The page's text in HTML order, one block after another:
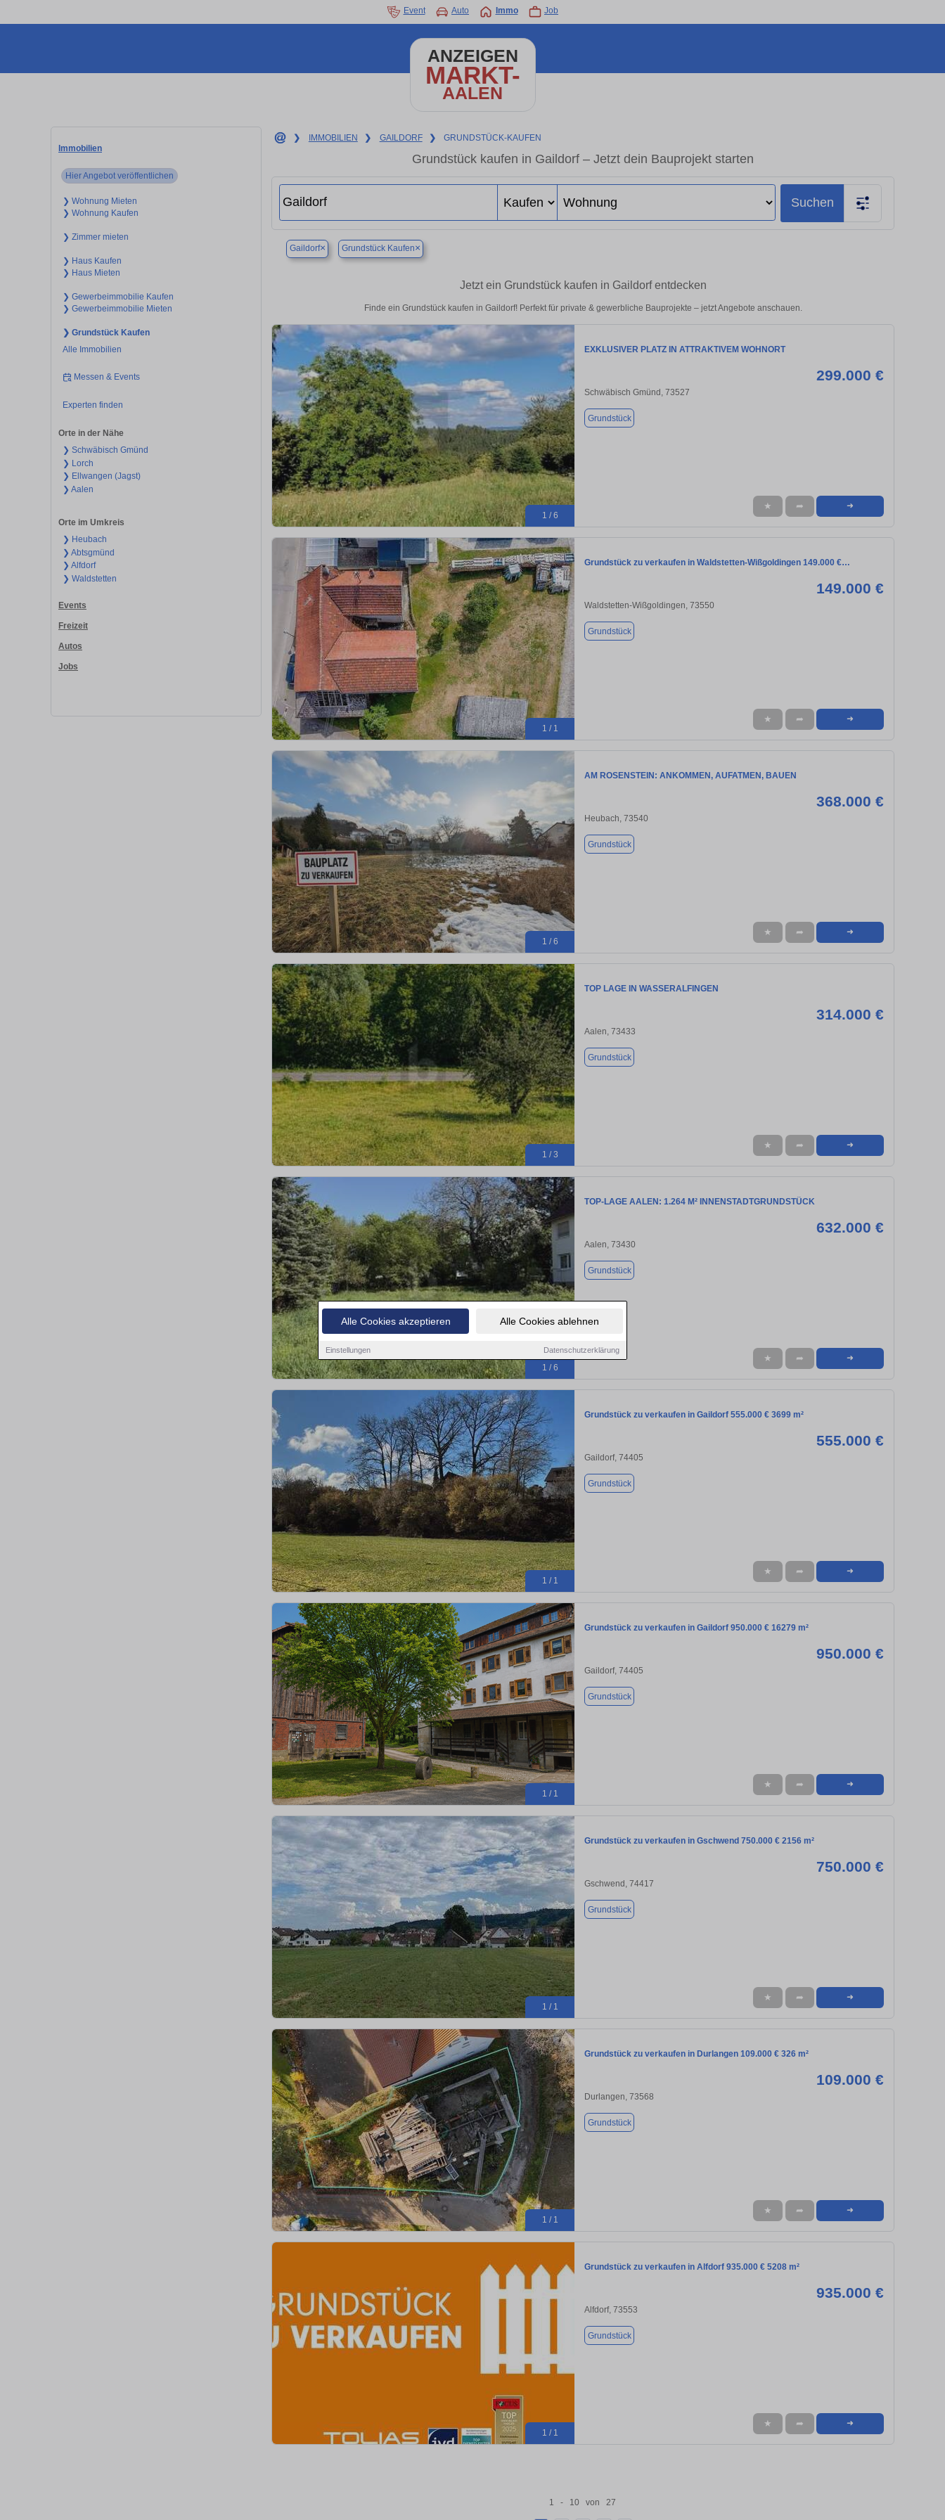
Alle Cookies akzeptieren Alle Cookies ablehnen
Einstellungen Datenschutzerklärung
Event Auto Immo Job
ANZEIGEN
MARKT-
AALEN
Immobilien
Hier Angebot veröffentlichen
❯ Wohnung Mieten
❯ Wohnung Kaufen
❯ Zimmer mieten
❯ Haus Kaufen
❯ Haus Mieten
❯ Gewerbeimmobilie Kaufen
❯ Gewerbeimmobilie Mieten
❯ Grundstück Kaufen
Alle Immobilien
Messen & Events
Experten finden
Orte in der Nähe
❯ Schwäbisch Gmünd
❯ Lorch
❯ Ellwangen (Jagst)
❯ Aalen
Orte im Umkreis
❯ Heubach
❯ Abtsgmünd
❯ Alfdorf
❯ Waldstetten
Events
Freizeit
Autos
Jobs
❯ IMMOBILIEN ❯ GAILDORF ❯ GRUNDSTÜCK-KAUFEN
Grundstück kaufen in Gaildorf – Jetzt dein Bauprojekt starten
Suchen
Gaildorf× Grundstück Kaufen×
Jetzt ein Grundstück kaufen in Gaildorf entdecken
Finde ein Grundstück kaufen in Gaildorf! Perfekt für private & gewerbliche Bauprojekte – jetzt Angebote anschauen.
1 / 6
EXKLUSIVER PLATZ IN ATTRAKTIVEM WOHNORT
299.000 €
Schwäbisch Gmünd, 73527
Grundstück
★ ➦ ➜
1 / 1
Grundstück zu verkaufen in Waldstetten-Wißgoldingen 149.000 €…
149.000 €
Waldstetten-Wißgoldingen, 73550
Grundstück
★ ➦ ➜
1 / 6
AM ROSENSTEIN: ANKOMMEN, AUFATMEN, BAUEN
368.000 €
Heubach, 73540
Grundstück
★ ➦ ➜
1 / 3
TOP LAGE IN WASSERALFINGEN
314.000 €
Aalen, 73433
Grundstück
★ ➦ ➜
1 / 6
TOP-LAGE AALEN: 1.264 M² INNENSTADTGRUNDSTÜCK
632.000 €
Aalen, 73430
Grundstück
★ ➦ ➜
1 / 1
Grundstück zu verkaufen in Gaildorf 555.000 € 3699 m²
555.000 €
Gaildorf, 74405
Grundstück
★ ➦ ➜
1 / 1
Grundstück zu verkaufen in Gaildorf 950.000 € 16279 m²
950.000 €
Gaildorf, 74405
Grundstück
★ ➦ ➜
1 / 1
Grundstück zu verkaufen in Gschwend 750.000 € 2156 m²
750.000 €
Gschwend, 74417
Grundstück
★ ➦ ➜
1 / 1
Grundstück zu verkaufen in Durlangen 109.000 € 326 m²
109.000 €
Durlangen, 73568
Grundstück
★ ➦ ➜
1 / 1
Grundstück zu verkaufen in Alfdorf 935.000 € 5208 m²
935.000 €
Alfdorf, 73553
Grundstück
★ ➦ ➜
1 - 10 von 27